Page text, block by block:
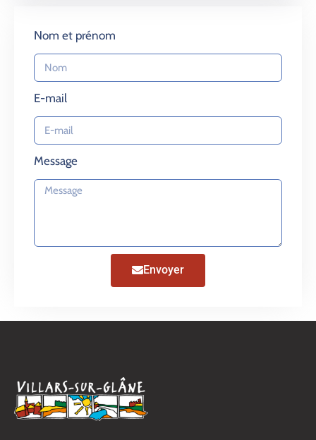
Nom et prénom
E-mail
Message
Envoyer